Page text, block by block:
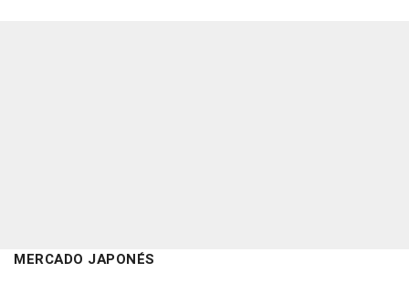
MERCADO JAPONÉS